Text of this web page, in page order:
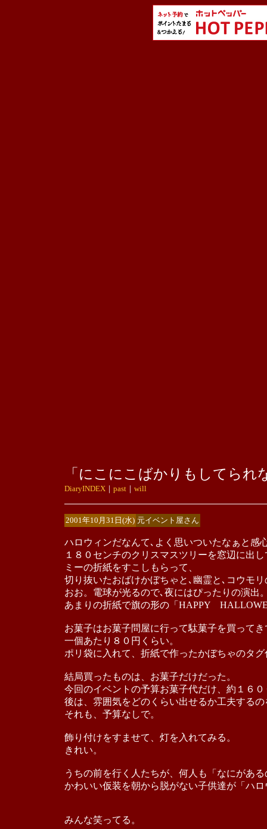
「にこにこばかりもしてられ
DiaryINDEX｜ past｜ will
2001年10月31日(水) 元イベント屋さん
ハロウィンだなんて､よく思いついたなぁと感
１８０センチのクリスマスツリーを窓辺に出
ミーの折紙をすこしもらって、
切り抜いたおばけかぼちゃと､幽霊と､コウモ
おお。電球が光るので､夜にはぴったりの演出
あまりの折紙で旗の形の「HAPPY
お菓子はお菓子問屋に行って駄菓子を買って
一個あたり８０円くらい。
ポリ袋に入れて、折紙で作ったかぼちゃのタ
結局買ったものは、お菓子だけだった。
今回のイベントの予算お菓子代だけ、約１６０
後は、雰囲気をどのくらい出せるか工夫するの
それも、予算なしで。
飾り付けをすませて、灯を入れてみる。
きれい。
うちの前を行く人たちが、何人も「なにがあ
かわいい仮装を朝から脱がない子供達が「ハ
みんな笑ってる。